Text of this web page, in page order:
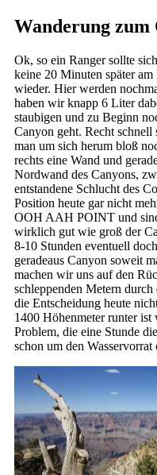
Wanderung
Ok, so ein Ranger sollte
keine 20 Minuten später
wieder. Hier werden
haben wir knapp 6 Liter
staubigen und zu Beginn
Canyon geht. Recht
man um sich herum bloß
rechts eine Wand und
Nordwand des Canyons,
entstandene Schlucht des
Position heute gar nicht
OOH AAH POINT und
wirklich gut wie groß der
8-10 Stunden eventuell
geradeaus Canyon soweit
machen wir uns auf den
schleppenden Metern
die Entscheidung heute
1400 Höhenmeter runter
Problem, die eine Stunde
schon um den